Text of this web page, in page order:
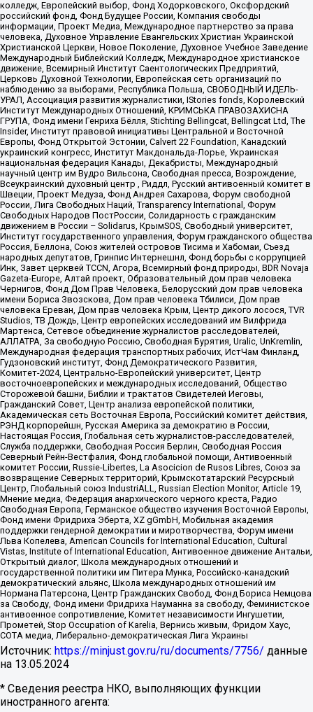
колледж, Европейский выбор, Фонд Ходорковского, Оксфордский
российский фонд, Фонд Будущее России, Компания свободы
информации, Проект Медиа, Международное партнерство за права
человека, Духовное Управление Евангельских Христиан Украинской
Христианской Церкви, Новое Поколение, Духовное Учебное Заведение
Международный Библейский Колледж, Международное христианское
движение, Всемирный Институт Саентологических Предприятий,
Церковь Духовной Технологии, Европейская сеть организаций по
наблюдению за выборами, Республика Польша, СВОБОДНЫЙ ИДЕЛЬ-
УРАЛ, Ассоциация развития журналистики, IStories fonds, Королевский
Институт Международных Отношений, КРИМСЬКА ПРАВОЗАХИСНА
ГРУПА, Фонд имени Генриха Бёлля, Stichting Bellingcat, Bellingcat Ltd, The
Insider, Институт правовой инициативы Центральной и Восточной
Европы, Фонд Открытой Эстонии, Calvert 22 Foundation, Канадский
украинский конгресс, Институт Макдональда-Лорье, Украинская
национальная федерация Канады, Декабристы, Международный
научный центр им Вудро Вильсона, Свободная пресса, Возрождение,
Всеукраинский духовный центр , Риддл, Русский антивоенный комитет в
Швеции, Проект Медуза, Фонд Андрея Сахарова, Форум свободной
России, Лига Свободных Наций, Transparеncy International, Форум
Свободных Народов ПостРоссии, Солидарность с гражданским
движением в России – Solidarus, КрымSOS, Свободный университет,
Институт государственного управления, Форум гражданского общества
Россия, Беллона, Союз жителей островов Тисима и Хабомаи, Съезд
народных депутатов, Гринпис Интернешнл, Фонд борьбы с коррупцией
Инк, Завет церквей TCCN, Агора, Всемирный фонд природы, BDR Novaja
Gazeta-Europe, Алтай проект, Образовательный дом прав человека
Чернигов, Фонд Дом Прав Человека, Белорусский дом прав человека
имени Бориса Звозскова, Дом прав человека Тбилиси, Дом прав
человека Ереван, Дом прав человека Крым, Центр дикого лосося, TVR
Studios, ТВ Дождь, Центр европейских исследований им Вилфрида
Мартенса, Сетевое объединение журналистов расследователей,
АЛЛАТРА, За свободную Россию, Свободная Бурятия, Uralic, UnKremlin,
Международная федерация транспортных рабочих, ИстЧам Финланд,
Гудзоновский институт, Фонд Демократического Развития,
Комитет-2024, Центрально-Европейский университет, Центр
восточноевропейских и международных исследований, Общество
Сторожевой башни, Библии и трактатов Свидетелей Иеговы,
Гражданский Совет, Центр анализа европейской политики,
Академическая сеть Восточная Европа, Российский комитет действия,
РЭНД корпорейшн, Русская Америка за демократию в России,
Настоящая Россия, Глобальная сеть журналистов-расследователей,
Служба поддержки, Свободная Россия Берлин, Свободная Россия
Северный Рейн-Вестфалия, Фонд глобальной помощи, Антивоенный
комитет России, Russie-Libertes, La Asocicion de Rusos Libres, Союз за
возвращение Северных территорий, Крымскотатарский Ресурсный
Центр, Глобальный союз IndustriALL, Russian Election Monitor, Article 19,
Мнение медиа, Федерация анархического черного креста, Радио
Свободная Европа, Германское общество изучения Восточной Европы,
Фонд имени Фридриха Эберта, XZ gGmbH, Мобильная академия
поддержки гендерной демократии и миротворчества, Форум имени
Льва Копелева, American Councils for International Education, Cultural
Vistas, Institute of International Education, Антивоенное движение Антальи,
Открытый диалог, Школа международных отношений и
государственной политики им Питера Мунка, Российско-канадский
демократический альянс, Школа международных отношений им
Нормана Патерсона, Центр Гражданских Свобод, Фонд Бориса Немцова
за Свободу, Фонд имени Фридриха Науманна за свободу, Феминистское
антивоенное сопротивление, Комитет независимости Ингушетии,
Прометей, Stop Occupation of Karelia, Вернись живым, Фридом Хаус,
СОТА медиа, Либерально-демократическая Лига Украины
Источник: https://minjust.gov.ru/ru/documents/7756/ данные
на 13.05.2024
* Сведения реестра НКО, выполняющих функции
иностранного агента: